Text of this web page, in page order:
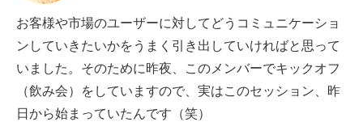
お客様や市場のユーザーに対してどうコミュニケーショ
ンしていきたいかをうまく引き出していければと思って
いました。そのために昨夜、このメンバーでキックオフ
（飲み会）をしていますので、実はこのセッション、昨
日から始まっていたんです（笑）